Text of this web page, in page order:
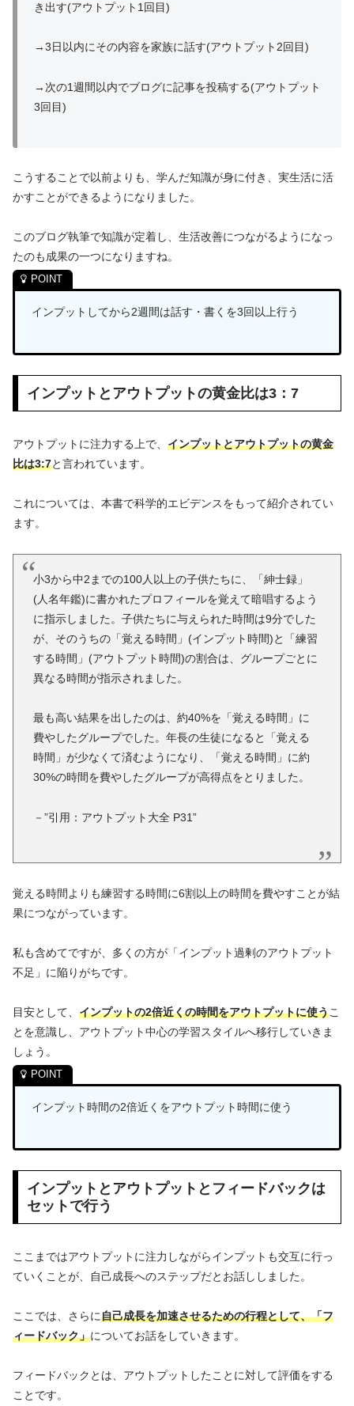
き出す(アウトプット1回目)
→3日以内にその内容を家族に話す(アウトプット2回目)
→次の1週間以内でブログに記事を投稿する(アウトプット
3回目)
こうすることで以前よりも、学んだ知識が身に付き、実生活に活
かすことができるようになりました。
このブログ執筆で知識が定着し、生活改善につながるようになっ
たのも成果の一つになりますね。
インプットしてから2週間は話す・書くを3回以上行う
インプットとアウトプットの黄金比は3：7
アウトプットに注力する上で、 インプットとアウトプットの黄金
比は3:7と言われています。
これについては、本書で科学的エビデンスをもって紹介されてい
ます。
小3から中2までの100人以上の子供たちに、「紳士録」
(人名年鑑)に書かれたプロフィールを覚えて暗唱するよう
に指示しました。子供たちに与えられた時間は9分でした
が、そのうちの「覚える時間」(インプット時間)と「練習
する時間」(アウトプット時間)の割合は、グループごとに
異なる時間が指示されました。
最も高い結果を出したのは、約40%を「覚える時間」に
費やしたグループでした。年長の生徒になると「覚える
時間」が少なくて済むようになり、「覚える時間」に約
30%の時間を費やしたグループが高得点をとりました。
－”引用：アウトプット大全 P31”
覚える時間よりも練習する時間に6割以上の時間を費やすことが結
果につながっています。
私も含めてですが、多くの方が「インプット過剰のアウトプット
不足」に陥りがちです。
目安として、 インプットの2倍近くの時間をアウトプットに使うこ
とを意識し、アウトプット中心の学習スタイルへ移行していきま
しょう。
インプット時間の2倍近くをアウトプット時間に使う
インプットとアウトプットとフィードバックは
セットで行う
ここまではアウトプットに注力しながらインプットも交互に行っ
ていくことが、自己成長へのステップだとお話ししました。
ここでは、さらに自己成長を加速させるための行程として、「フ
ィードバック」についてお話をしていきます。
フィードバックとは、アウトプットしたことに対して評価をする
ことです。